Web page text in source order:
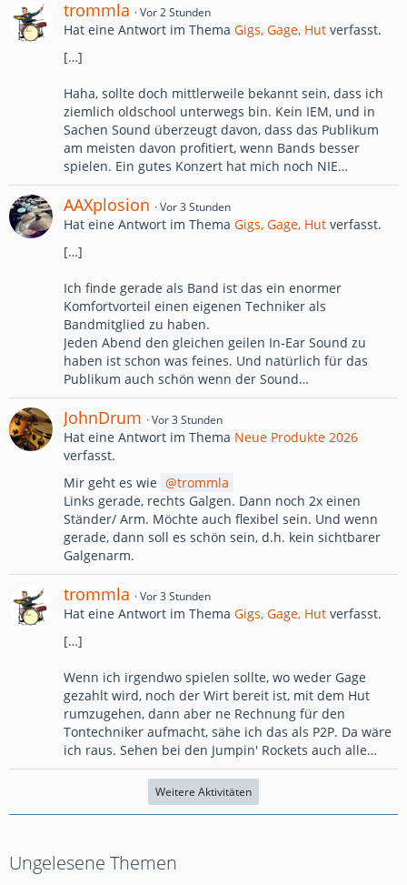
trommla Vor 2 Stunden
Hat eine Antwort im Thema Gigs, Gage, Hut verfasst.
[…]
Haha, sollte doch mittlerweile bekannt sein, dass ich
ziemlich oldschool unterwegs bin. Kein IEM, und in
Sachen Sound überzeugt davon, dass das Publikum
am meisten davon profitiert, wenn Bands besser
spielen. Ein gutes Konzert hat mich noch NIE…
AAXplosion Vor 3 Stunden
Hat eine Antwort im Thema Gigs, Gage, Hut verfasst.
[…]
Ich finde gerade als Band ist das ein enormer
Komfortvorteil einen eigenen Techniker als
Bandmitglied zu haben.
Jeden Abend den gleichen geilen In-Ear Sound zu
haben ist schon was feines. Und natürlich für das
Publikum auch schön wenn der Sound…
JohnDrum Vor 3 Stunden
Hat eine Antwort im Thema Neue Produkte 2026
verfasst.
Mir geht es wie
trommla
Links gerade, rechts Galgen. Dann noch 2x einen
Ständer/ Arm. Möchte auch flexibel sein. Und wenn
gerade, dann soll es schön sein, d.h. kein sichtbarer
Galgenarm.
trommla Vor 3 Stunden
Hat eine Antwort im Thema Gigs, Gage, Hut verfasst.
[…]
Wenn ich irgendwo spielen sollte, wo weder Gage
gezahlt wird, noch der Wirt bereit ist, mit dem Hut
rumzugehen, dann aber ne Rechnung für den
Tontechniker aufmacht, sähe ich das als P2P. Da wäre
ich raus. Sehen bei den Jumpin' Rockets auch alle…
Weitere Aktivitäten
Ungelesene Themen